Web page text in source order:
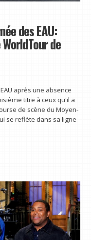
des EAU:
de
après une absence
titre à ceux qu'il a
de scène du Moyen-
se reflète dans sa ligne